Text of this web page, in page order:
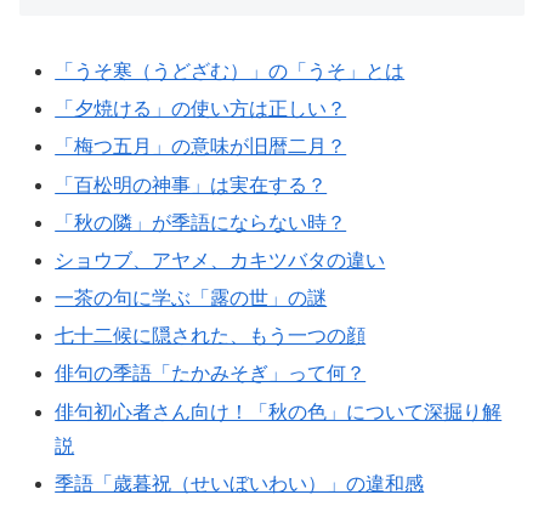
「うそ寒（うどざむ）」の「うそ」とは
「夕焼ける」の使い方は正しい？
「梅つ五月」の意味が旧暦二月？
「百松明の神事」は実在する？
「秋の隣」が季語にならない時？
ショウブ、アヤメ、カキツバタの違い
一茶の句に学ぶ「露の世」の謎
七十二候に隠された、もう一つの顔
俳句の季語「たかみそぎ」って何？
俳句初心者さん向け！「秋の色」について深掘り解
説
季語「歳暮祝（せいぼいわい）」の違和感